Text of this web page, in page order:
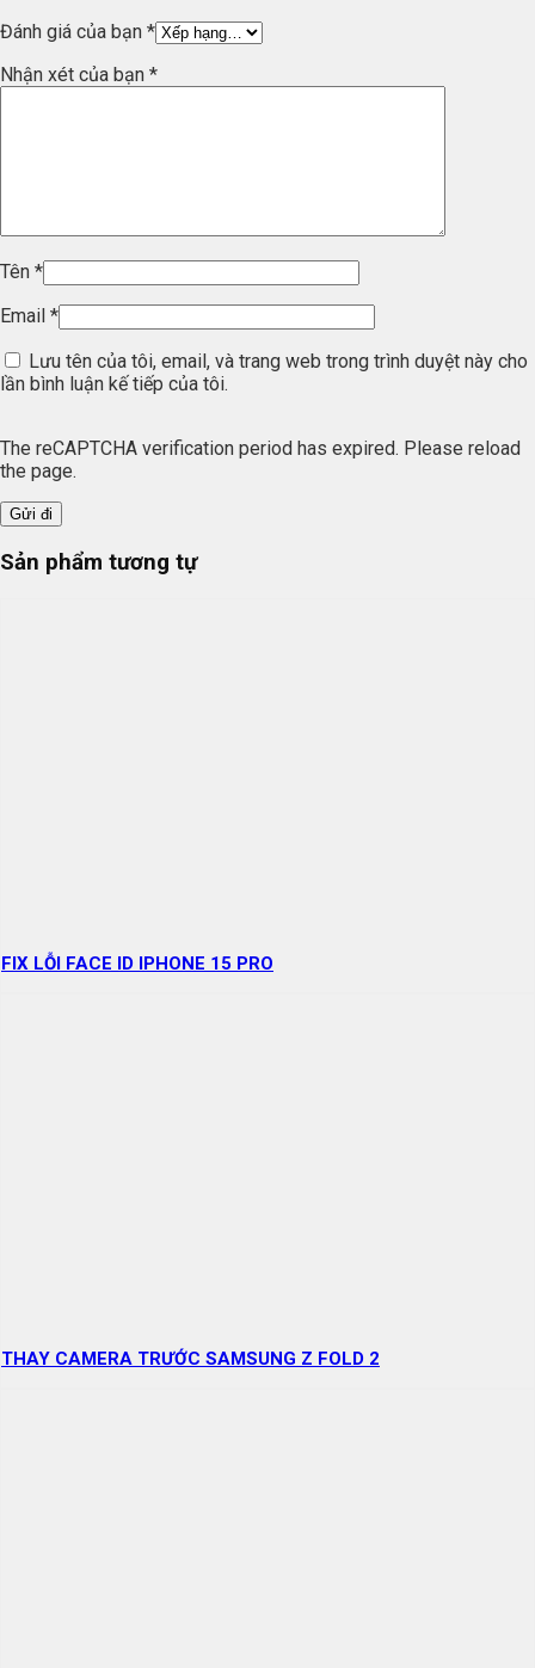
Đánh giá của bạn *
Nhận xét của bạn *
Tên *
Email *
Lưu tên của tôi, email, và trang web trong trình duyệt này cho
lần bình luận kế tiếp của tôi.
The reCAPTCHA verification period has expired. Please reload
the page.
Sản phẩm tương tự
FIX LỖI FACE ID IPHONE 15 PRO
THAY CAMERA TRƯỚC SAMSUNG Z FOLD 2